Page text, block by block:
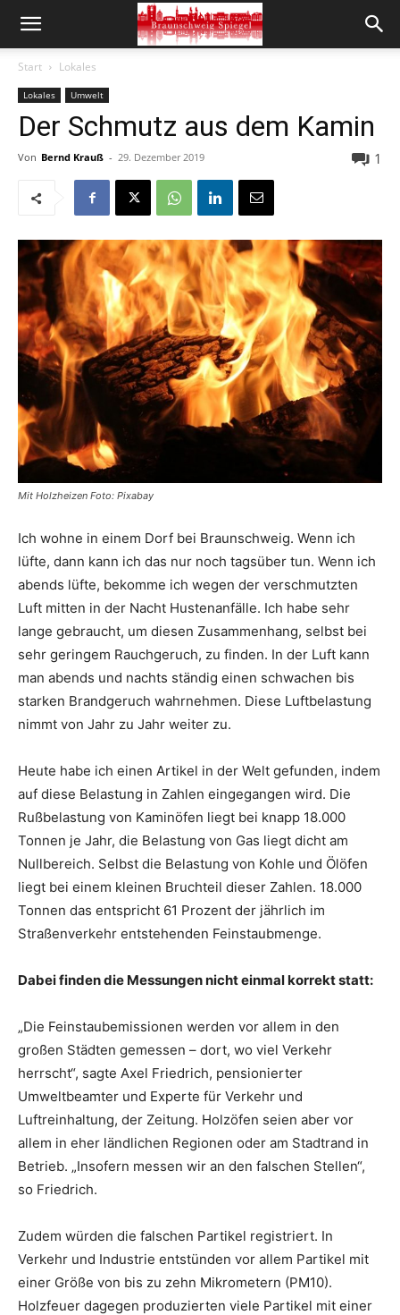
Start Lokales
Lokales Umwelt
Der Schmutz aus dem Kamin
Von Bernd Krauß - 29. Dezember 2019 1
Mit Holzheizen Foto: Pixabay
Ich wohne in einem Dorf bei Braunschweig. Wenn ich
lüfte, dann kann ich das nur noch tagsüber tun. Wenn ich
abends lüfte, bekomme ich wegen der verschmutzten
Luft mitten in der Nacht Hustenanfälle. Ich habe sehr
lange gebraucht, um diesen Zusammenhang, selbst bei
sehr geringem Rauchgeruch, zu finden. In der Luft kann
man abends und nachts ständig einen schwachen bis
starken Brandgeruch wahrnehmen. Diese Luftbelastung
nimmt von Jahr zu Jahr weiter zu.
Heute habe ich einen Artikel in der Welt gefunden, indem
auf diese Belastung in Zahlen eingegangen wird. Die
Rußbelastung von Kaminöfen liegt bei knapp 18.000
Tonnen je Jahr, die Belastung von Gas liegt dicht am
Nullbereich. Selbst die Belastung von Kohle und Ölöfen
liegt bei einem kleinen Bruchteil dieser Zahlen. 18.000
Tonnen das entspricht 61 Prozent der jährlich im
Straßenverkehr entstehenden Feinstaubmenge.
Dabei finden die Messungen nicht einmal korrekt statt:
„Die Feinstaubemissionen werden vor allem in den
großen Städten gemessen – dort, wo viel Verkehr
herrscht“, sagte Axel Friedrich, pensionierter
Umweltbeamter und Experte für Verkehr und
Luftreinhaltung, der Zeitung. Holzöfen seien aber vor
allem in eher ländlichen Regionen oder am Stadtrand in
Betrieb. „Insofern messen wir an den falschen Stellen“,
so Friedrich.
Zudem würden die falschen Partikel registriert. In
Verkehr und Industrie entstünden vor allem Partikel mit
einer Größe von bis zu zehn Mikrometern (PM10).
Holzfeuer dagegen produzierten viele Partikel mit einer